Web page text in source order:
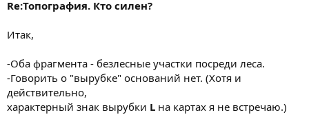
Re:Топография. Кто силен?
Итак,
-Оба фрагмента - безлесные участки посреди леса.
-Говорить о "вырубке" оснований нет. (Хотя и
действительно,
характерный знак вырубки L на картах я не встречаю.)